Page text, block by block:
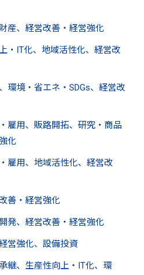
産、経営改善・経営強化
・IT化、地域活性化、経営改
環境・省エネ・SDGs、経営改
雇用、販路開拓、研究・商品
化
雇用、地域活性化、経営改
善・経営強化
発、経営改善・経営強化
営強化、設備投資
継、生産性向上・IT化、環